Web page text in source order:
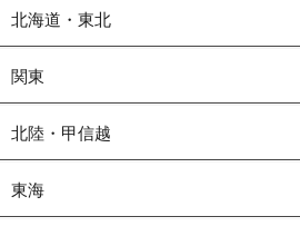
北海道・東北
関東
北陸・甲信越
東海